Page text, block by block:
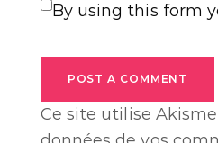
By using this form
POST A COMMENT
Ce site utilise